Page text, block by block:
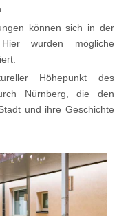
können sich in der
wurden mögliche
Höhepunkt des
Nürnberg, die den
und ihre Geschichte